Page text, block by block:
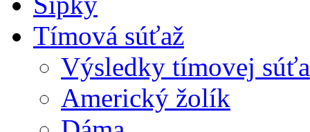
Tímová súťaž
Výsledky tímovej
Americký žolík